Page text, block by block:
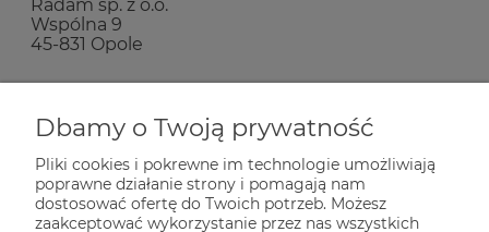
Radam sp. z o.o.
Wspólna 9
45-831 Opole
Zakupy
Pomoc
Dbamy o Twoją prywatność
Pliki cookies i pokrewne im technologie umożliwiają
poprawne działanie strony i pomagają nam
dostosować ofertę do Twoich potrzeb. Możesz
zaakceptować wykorzystanie przez nas wszystkich